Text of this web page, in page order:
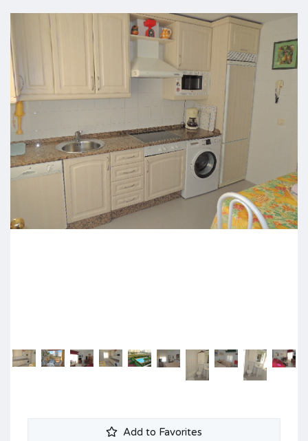
Add to Favorites